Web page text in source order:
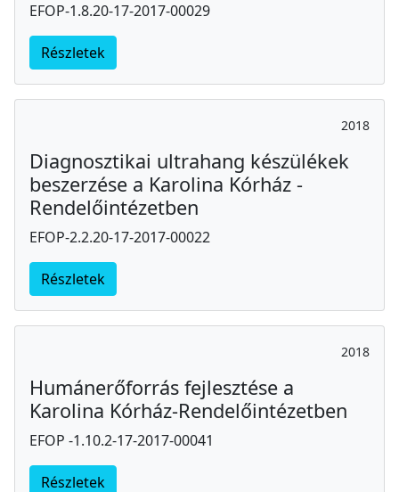
EFOP-1.8.20-17-2017-00029
Részletek
2018
Diagnosztikai ultrahang készülékek
beszerzése a Karolina Kórház -
Rendelőintézetben
EFOP-2.2.20-17-2017-00022
Részletek
2018
Humánerőforrás fejlesztése a
Karolina Kórház-Rendelőintézetben
EFOP -1.10.2-17-2017-00041
Részletek